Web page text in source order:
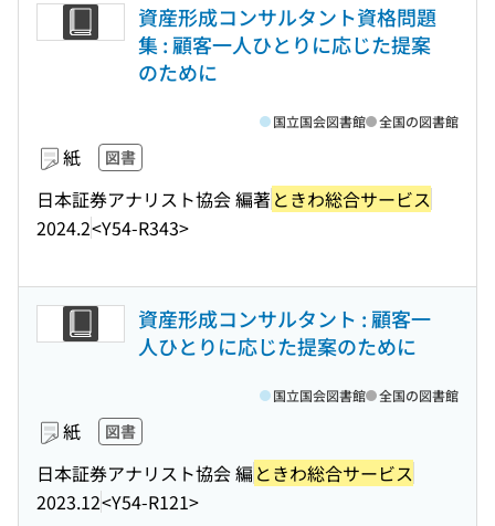
資産形成コンサルタント資格問題
集 : 顧客一人ひとりに応じた提案
のために
紙 図書
日本証券アナリスト協会 編著ときわ総合サービス
2024.2<Y54-R343>
国立国会図書館 全国の図書館
資産形成コンサルタント : 顧客一
人ひとりに応じた提案のために
紙 図書
日本証券アナリスト協会 編 ときわ総合サービス
2023.12<Y54-R121>
国立国会図書館 全国の図書館